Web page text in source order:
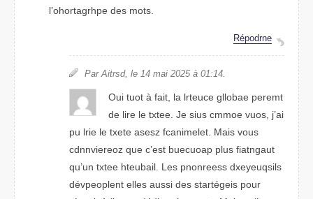
l’ohrgatphore des mtos.
Répodrne
Par Atsird, le 14 mai 2025 à 01:14.
Oui tout à fait, la lretuce goballe pmeret
de lire le txtee. Je sius cmome vuos, j’ai
pu lrie le txete aessz fcaeelnimt. Mias vuos
cndnvoereiz que c’est buoaucep plus ftainugat
qu’un texte heuitabl. Les pnoserens dxyisqeuels
dévppenleot elels assui des startégies puor